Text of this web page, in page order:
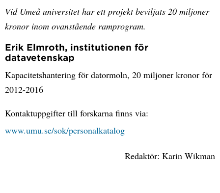
Vid Umeå universitet har ett projekt beviljats 20 miljoner
kronor inom ovanstående ramprogram.
Erik Elmroth, institutionen för
datavetenskap
Kapacitetshantering för datormoln, 20 miljoner kronor för
2012-2016
Kontaktuppgifter till forskarna finns via:
www.umu.se/sok/personalkatalog
Redaktör: Karin Wikman